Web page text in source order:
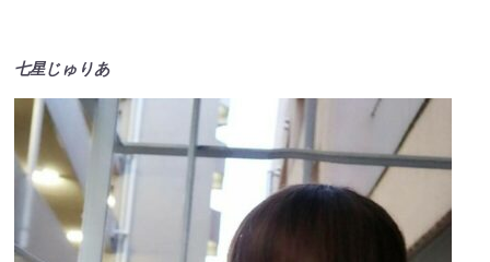
七星じゅりあ